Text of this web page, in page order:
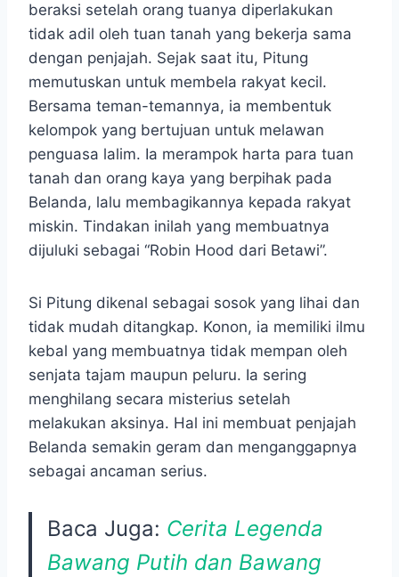
beraksi setelah orang tuanya diperlakukan
tidak adil oleh tuan tanah yang bekerja sama
dengan penjajah. Sejak saat itu, Pitung
memutuskan untuk membela rakyat kecil.
Bersama teman-temannya, ia membentuk
kelompok yang bertujuan untuk melawan
penguasa lalim. Ia merampok harta para tuan
tanah dan orang kaya yang berpihak pada
Belanda, lalu membagikannya kepada rakyat
miskin. Tindakan inilah yang membuatnya
dijuluki sebagai “Robin Hood dari Betawi”.
Si Pitung dikenal sebagai sosok yang lihai dan
tidak mudah ditangkap. Konon, ia memiliki ilmu
kebal yang membuatnya tidak mempan oleh
senjata tajam maupun peluru. Ia sering
menghilang secara misterius setelah
melakukan aksinya. Hal ini membuat penjajah
Belanda semakin geram dan menganggapnya
sebagai ancaman serius.
Baca Juga: Cerita Legenda
Bawang Putih dan Bawang